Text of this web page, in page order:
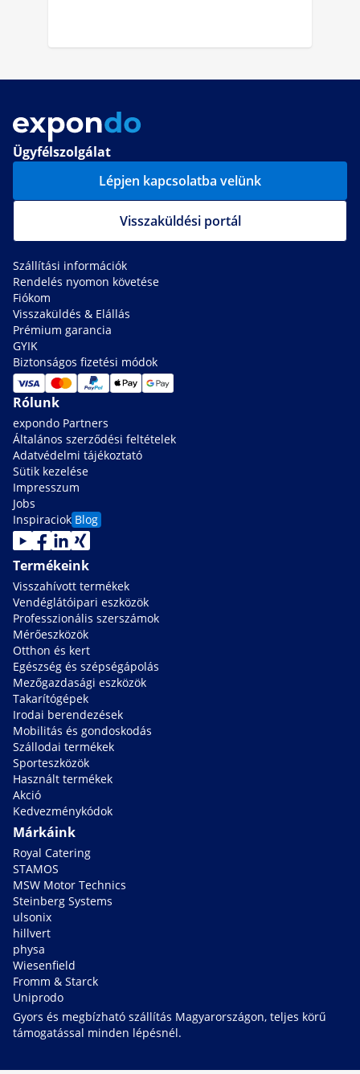
Ügyfélszolgálat
Lépjen kapcsolatba velünk
Visszaküldési portál
Szállítási információk
Rendelés nyomon követése
Fiókom
Visszaküldés & Elállás
Prémium garancia
GYIK
Biztonságos fizetési módok
Rólunk
expondo Partners
Általános szerződési feltételek
Adatvédelmi tájékoztató
Sütik kezelése
Impresszum
Jobs
Inspiraciok Blog
Termékeink
Visszahívott termékek
Vendéglátóipari eszközök
Professzionális szerszámok
Mérőeszközök
Otthon és kert
Egészség és szépségápolás
Mezőgazdasági eszközök
Takarítógépek
Irodai berendezések
Mobilitás és gondoskodás
Szállodai termékek
Sporteszközök
Használt termékek
Akció
Kedvezménykódok
Márkáink
Royal Catering
STAMOS
MSW Motor Technics
Steinberg Systems
ulsonix
hillvert
physa
Wiesenfield
Fromm & Starck
Uniprodo
Gyors és megbízható szállítás Magyarországon, teljes körű
támogatással minden lépésnél.